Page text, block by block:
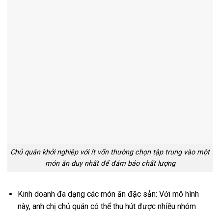
Chủ quán khởi nghiệp với ít vốn thường chọn tập trung vào một
món ăn duy nhất để đảm bảo chất lượng
Kinh doanh đa dạng các món ăn đặc sản: Với mô hình
này, anh chị chủ quán có thể thu hút được nhiều nhóm